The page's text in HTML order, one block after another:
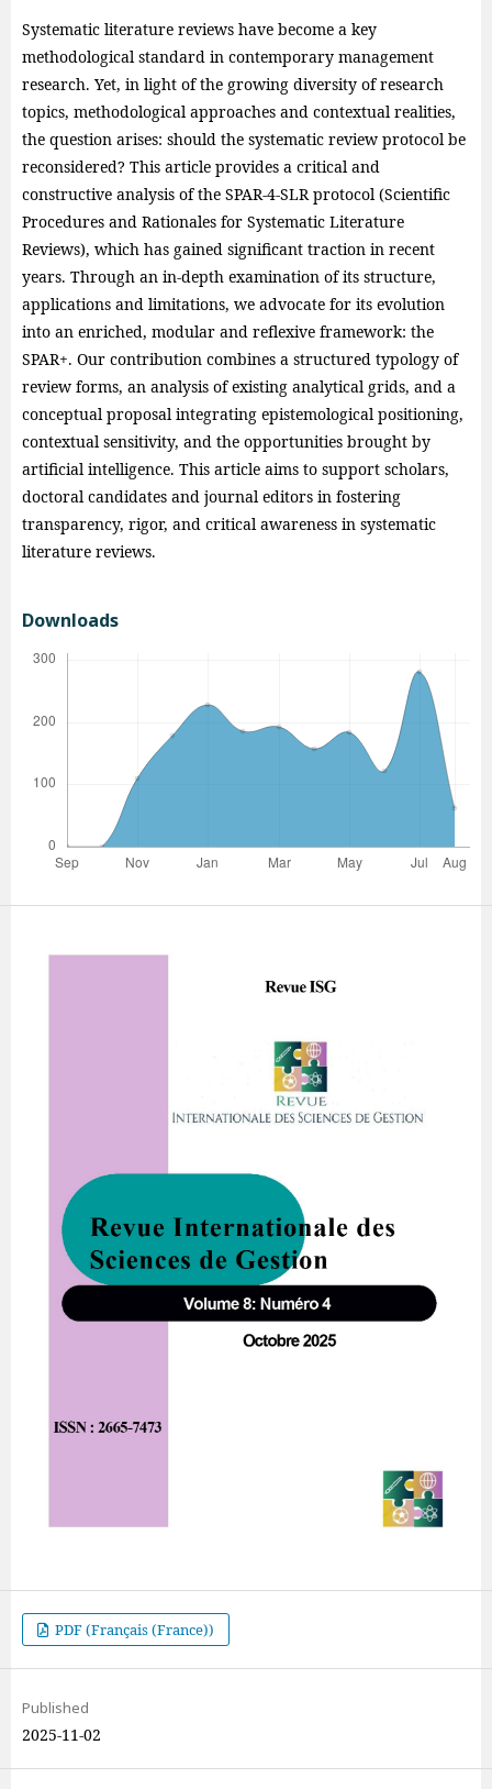
Systematic literature reviews have become a key
methodological standard in contemporary management
research. Yet, in light of the growing diversity of research
topics, methodological approaches and contextual realities,
the question arises: should the systematic review protocol be
reconsidered? This article provides a critical and
constructive analysis of the SPAR-4-SLR protocol (Scientific
Procedures and Rationales for Systematic Literature
Reviews), which has gained significant traction in recent
years. Through an in-depth examination of its structure,
applications and limitations, we advocate for its evolution
into an enriched, modular and reflexive framework: the
SPAR+. Our contribution combines a structured typology of
review forms, an analysis of existing analytical grids, and a
conceptual proposal integrating epistemological positioning,
contextual sensitivity, and the opportunities brought by
artificial intelligence. This article aims to support scholars,
doctoral candidates and journal editors in fostering
transparency, rigor, and critical awareness in systematic
literature reviews.
Downloads
PDF (Français (France))
Published
2025-11-02